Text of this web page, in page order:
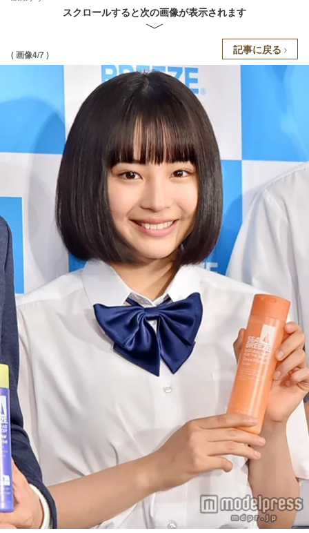
スクロールすると次の画像が表示されます
( 画像4/7 ) 記事に戻る